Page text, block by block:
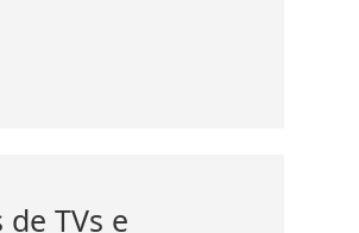
TVs e